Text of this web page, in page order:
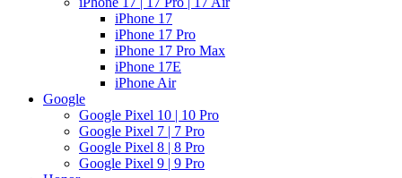
iPhone 17
iPhone 17 Pro
iPhone 17 Pro Max
iPhone 17E
iPhone Air
Google
Google Pixel 10 | 10 Pro
Google Pixel 7 | 7 Pro
Google Pixel 8 | 8 Pro
Google Pixel 9 | 9 Pro